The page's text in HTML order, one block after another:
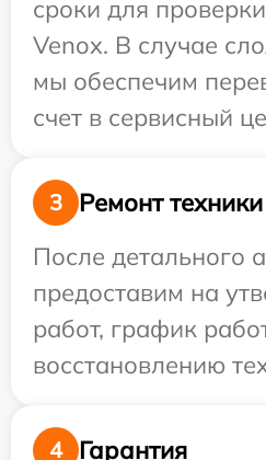
сроки для
Venox. В случае
мы обеспечим
счет в сервисный
3
Ремонт техники
После детального
предоставим на
работ, график
восстановлению
4
Гарантия